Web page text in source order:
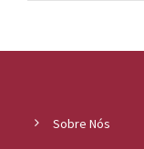
Sobre Nós